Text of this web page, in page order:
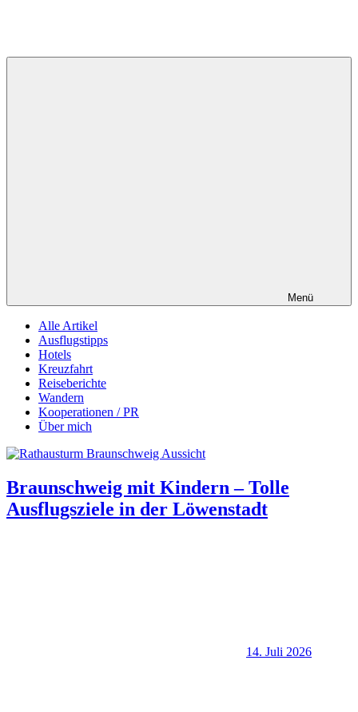
Menü
Alle Artikel
Ausflugstipps
Hotels
Kreuzfahrt
Reiseberichte
Wandern
Kooperationen / PR
Über mich
Braunschweig mit Kindern – Tolle
Ausflugsziele in der Löwenstadt
14. Juli 2026